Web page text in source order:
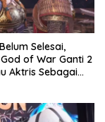
Selesai,
of War Ganti 2
Aktris Sebagai